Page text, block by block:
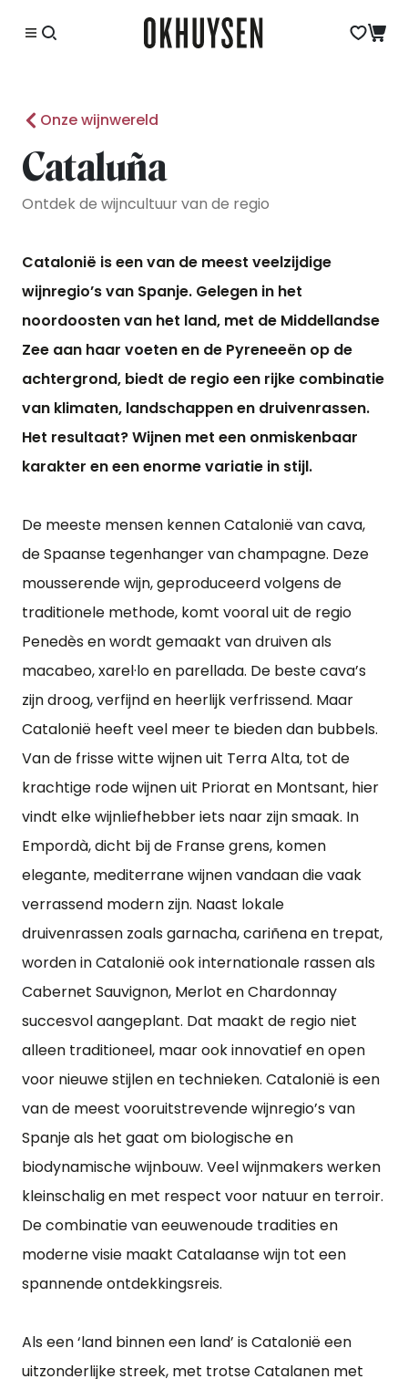
Onze wijnwereld
Cataluña
Ontdek de wijncultuur van de regio
Catalonië is een van de meest veelzijdige
wijnregio’s van Spanje. Gelegen in het
noordoosten van het land, met de Middellandse
Zee aan haar voeten en de Pyreneeën op de
achtergrond, biedt de regio een rijke combinatie
van klimaten, landschappen en druivenrassen.
Het resultaat? Wijnen met een onmiskenbaar
karakter en een enorme variatie in stijl.
De meeste mensen kennen Catalonië van cava,
de Spaanse tegenhanger van champagne. Deze
mousserende wijn, geproduceerd volgens de
traditionele methode, komt vooral uit de regio
Penedès en wordt gemaakt van druiven als
macabeo, xarel·lo en parellada. De beste cava’s
zijn droog, verfijnd en heerlijk verfrissend. Maar
Catalonië heeft veel meer te bieden dan bubbels.
Van de frisse witte wijnen uit Terra Alta, tot de
krachtige rode wijnen uit Priorat en Montsant, hier
vindt elke wijnliefhebber iets naar zijn smaak. In
Empordà, dicht bij de Franse grens, komen
elegante, mediterrane wijnen vandaan die vaak
verrassend modern zijn. Naast lokale
druivenrassen zoals garnacha, cariñena en trepat,
worden in Catalonië ook internationale rassen als
Cabernet Sauvignon, Merlot en Chardonnay
succesvol aangeplant. Dat maakt de regio niet
alleen traditioneel, maar ook innovatief en open
voor nieuwe stijlen en technieken. Catalonië is een
van de meest vooruitstrevende wijnregio’s van
Spanje als het gaat om biologische en
biodynamische wijnbouw. Veel wijnmakers werken
kleinschalig en met respect voor natuur en terroir.
De combinatie van eeuwenoude tradities en
moderne visie maakt Catalaanse wijn tot een
spannende ontdekkingsreis.
Als een ‘land binnen een land’ is Catalonië een
uitzonderlijke streek, met trotse Catalanen met